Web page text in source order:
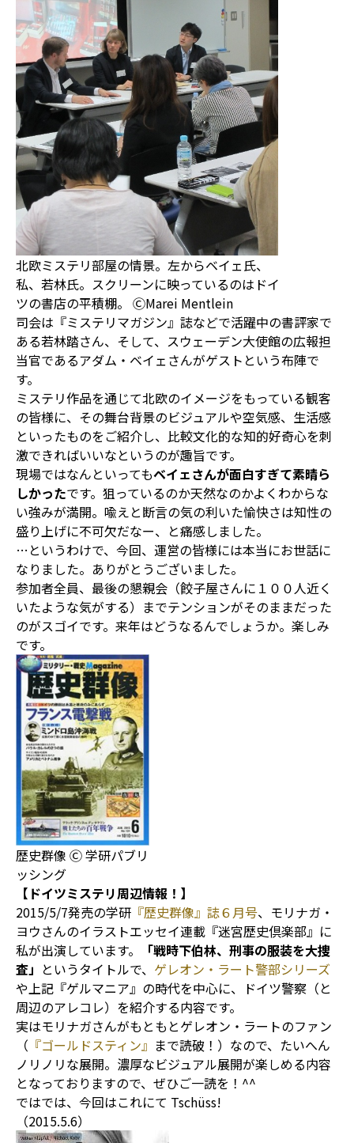
北欧ミステリ部屋の情景。左からベイェ氏、
私、若林氏。スクリーンに映っているのはドイ
ツの書店の平積棚。 ⒸMarei Mentlein
司会は『ミステリマガジン』誌などで活躍中の書評家で
ある若林踏さん、そして、スウェーデン大使館の広報担
当官であるアダム・ベイェさんがゲストという布陣で
す。
ミステリ作品を通じて北欧のイメージをもっている観客
の皆様に、その舞台背景のビジュアルや空気感、生活感
といったものをご紹介し、比較文化的な知的好奇心を刺
激できればいいなというのが趣旨です。
現場ではなんといってもベイェさんが面白すぎて素晴ら
しかったです。狙っているのか天然なのかよくわからな
い強みが満開。喩えと断言の気の利いた愉快さは知性の
盛り上げに不可欠だなー、と痛感しました。
…というわけで、今回、運営の皆様には本当にお世話に
なりました。ありがとうございました。
参加者全員、最後の懇親会（餃子屋さんに１００人近く
いたような気がする）までテンションがそのままだった
のがスゴイです。来年はどうなるんでしょうか。楽しみ
です。
歴史群像 Ⓒ 学研パブリ
ッシング
【ドイツミステリ周辺情報！】
2015/5/7発売の学研 『歴史群像』誌６月号、モリナガ・
ヨウさんのイラストエッセイ連載『迷宮歴史倶楽部』に
私が出演しています。
「戦時下伯林、刑事の服装を大捜
査」 というタイトルで、 ゲレオン・ラート警部シリーズ
や上記『ゲルマニア』の時代を中心に、ドイツ警察（と
周辺のアレコレ）を紹介する内容です。
実はモリナガさんがもともとゲレオン・ラートのファン
（ 『ゴールドスティン』 まで読破！）なので、たいへん
ノリノリな展開。濃厚なビジュアル展開が楽しめる内容
となっておりますので、ぜひご一読を！^^
ではでは、今回はこれにて Tschüss!
（2015.5.6）